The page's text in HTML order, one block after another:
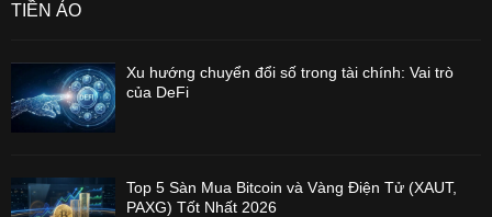
TIỀN ẢO
Xu hướng chuyển đổi số trong tài chính: Vai trò
của DeFi
Top 5 Sàn Mua Bitcoin và Vàng Điện Tử (XAUT,
PAXG) Tốt Nhất 2026